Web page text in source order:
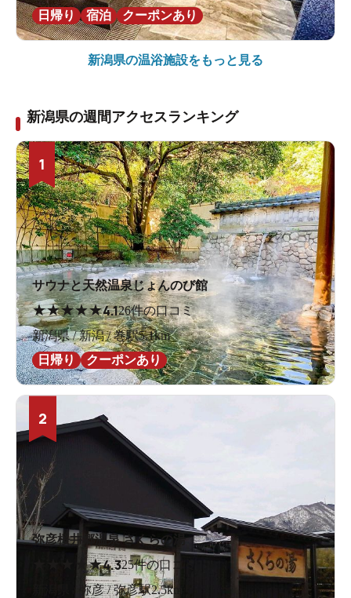
日帰り
宿泊 クーポンあり
新潟県の温浴施設をもっと見る
新潟県の週間アクセスランキング
1
サウナと天然温泉じょんのび館
★★★★★4.126件の口コミ
新潟県 / 新潟 / 巻駅5.1km
日帰り
クーポンあり
2
弥彦桜井郷温泉 さくらの湯
★★4.325件の口コミ
新潟県 / 弥彦 / 弥彦駅2.5km